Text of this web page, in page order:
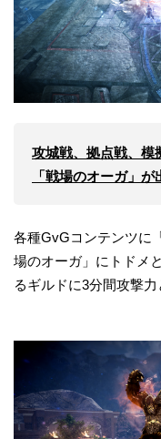
攻城戦、拠点戦、模
「戦場のオーガ」が
各種GvGコンテンツに
場のオーガ」にトドメ
るギルドに3分間攻撃